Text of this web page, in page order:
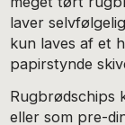
laver
kun laves af et
papirstynde
Rugbrødschips
eller som pre-